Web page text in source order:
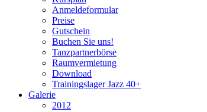
Anmeldeformular
Preise
Gutschein
Buchen Sie uns!
Tanzpartnerbörse
Raumvermietung
Download
Trainingslager Jazz 40+
Galerie
2012